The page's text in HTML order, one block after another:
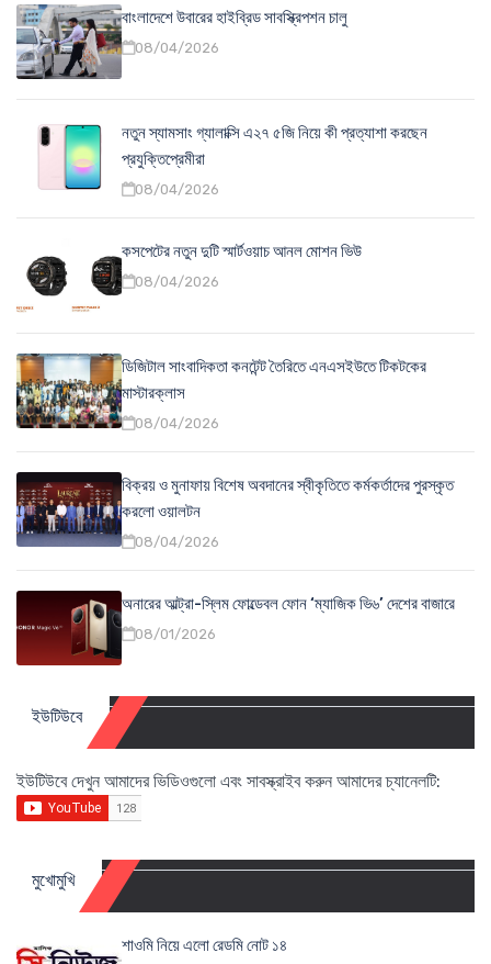
বাংলাদেশে উবারের হাইব্রিড সাবস্ক্রিপশন চালু
08/04/2026
নতুন স্যামসাং গ্যালাক্সি এ২৭ ৫জি নিয়ে কী প্রত্যাশা করছেন
প্রযুক্তিপ্রেমীরা
08/04/2026
কসপেটের নতুন দুটি স্মার্টওয়াচ আনল মোশন ভিউ
08/04/2026
ডিজিটাল সাংবাদিকতা কনটেন্ট তৈরিতে এনএসইউতে টিকটকের
মাস্টারক্লাস
08/04/2026
বিক্রয় ও মুনাফায় বিশেষ অবদানের স্বীকৃতিতে কর্মকর্তাদের পুরস্কৃত
করলো ওয়ালটন
08/04/2026
অনারের আল্ট্রা-স্লিম ফোল্ডেবল ফোন ‘ম্যাজিক ভি৬’ দেশের বাজারে
08/01/2026
ইউটিউবে
ইউটিউবে দেখুন আমাদের ভিডিওগুলো এবং সাবস্ক্রাইব করুন আমাদের চ্যানেলটি:
মুখোমুখি
শাওমি নিয়ে এলো রেডমি নোট ১৪